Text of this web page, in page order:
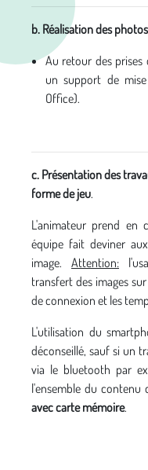
b. Réalisation des photos
Au retour des prises
un support de
Office).
c. Présentation des
forme de jeu.
L'animateur prend en
équipe fait deviner
image. Attention:
transfert des images
de connexion et les
L'utilisation du
déconseillé, sauf si un
via le bluetooth par
l'ensemble du contenu
avec carte mémoire.